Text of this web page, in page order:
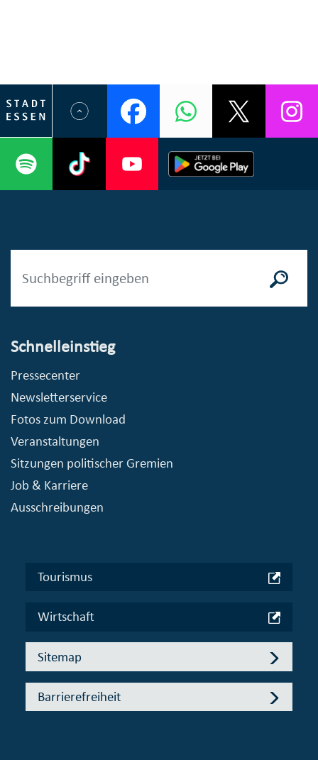
Schnelleinstieg
Pressecenter
Newsletterservice
Fotos zum Download
Veranstaltungen
Sitzungen politischer Gremien
Job & Karriere
Ausschreibungen
Tourismus
Wirtschaft
Sitemap
Barrierefreiheit